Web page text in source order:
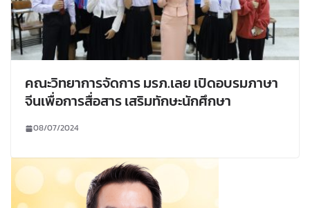
คณะวิทยาการจัดการ มรภ.เลย เปิดอบรมภาษา
จีนเพื่อการสื่อสาร เสริมทักษะนักศึกษา
08/07/2024